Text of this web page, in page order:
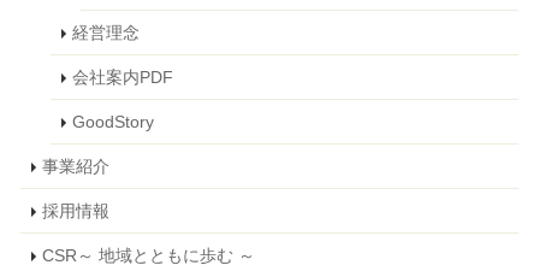
経営理念
会社案内PDF
GoodStory
事業紹介
採用情報
CSR～ 地域とともに歩む ～